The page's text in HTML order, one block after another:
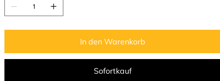
In den Warenkorb
Sofortkauf